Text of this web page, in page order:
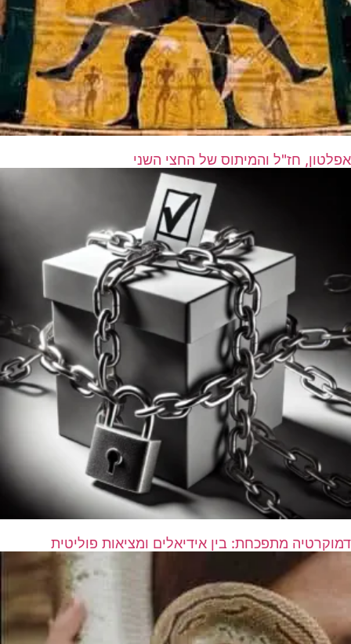
אפלטון, חז"ל והמיתוס של החצי השני
דמוקרטיה מתפכחת: בין אידיאלים ומציאות פוליטית